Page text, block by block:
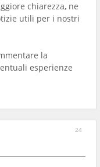
chiarezza, ne
utili per i nostri
la
esperienze
24